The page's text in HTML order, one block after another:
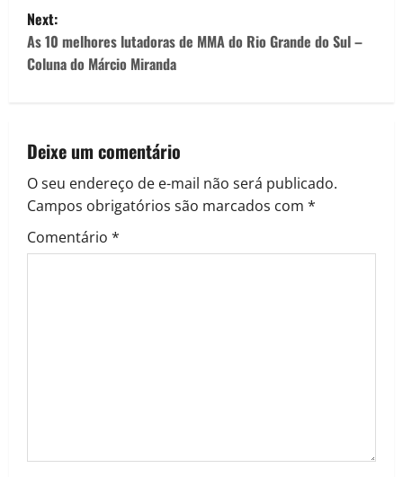
Next:
As 10 melhores lutadoras de MMA do Rio Grande do Sul –
Coluna do Márcio Miranda
Deixe um comentário
O seu endereço de e-mail não será publicado.
Campos obrigatórios são marcados com *
Comentário *